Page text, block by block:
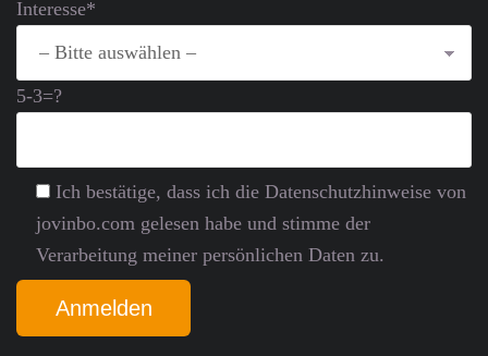
Interesse*
5-3=?
Ich bestätige, dass ich die Datenschutz­hinweise von
jovinbo.com gelesen habe und stimme der
Verarbeitung meiner persönlichen Daten zu.